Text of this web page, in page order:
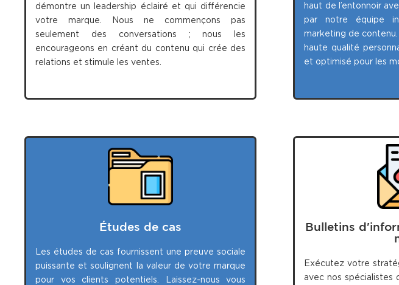
démontre un leadership éclairé et qui différencie
votre marque. Nous ne commençons pas
seulement des conversations ; nous les
encourageons en créant du contenu qui crée des
relations et stimule les ventes.
haut de l’entonnoir
par notre équipe
marketing de
haute qualité
et optimisé pour les
Études de cas
Les études de cas fournissent une preuve sociale
puissante et soulignent la valeur de votre marque
pour vos clients potentiels. Laissez-nous vous
Bulletins
Exécutez votre
avec nos spécialistes